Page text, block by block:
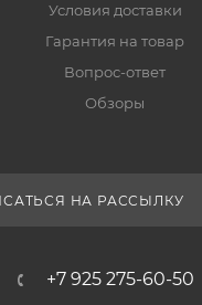
Условия доставки
Гарантия на товар
Вопрос-ответ
Обзоры
НА РАССЫЛКУ
+7 925 275-60-50